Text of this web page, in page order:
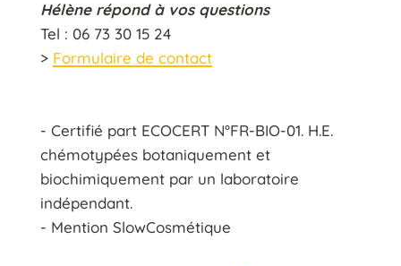
Hélène répond à vos questions
Tel : 06 73 30 15 24
> Formulaire de contact
- Certifié part ECOCERT N°FR-BIO-01. H.E.
chémotypées botaniquement et
biochimiquement par un laboratoire
indépendant.
- Mention SlowCosmétique